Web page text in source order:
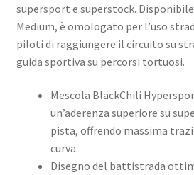
supersport e superstock.
Medium, è omologato per l’uso
piloti di raggiungere il circuito su
guida sportiva su percorsi tortuosi. ​
Mescola BlackChili
un’aderenza superiore su
pista, offrendo massima
curva. ​
Disegno del battistrada